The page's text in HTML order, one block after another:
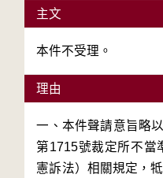
主文
本件不受理。
理由
一、本件聲請意旨略
第1715號裁定所不當
憲訴法）相關規定，